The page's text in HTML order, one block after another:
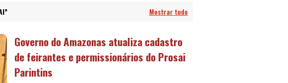
Mostrar tudo
Governo do Amazonas atualiza cadastro
de feirantes e permissionários do Prosai
Parintins